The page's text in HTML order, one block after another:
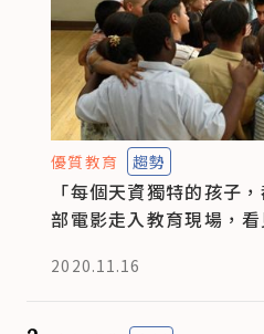
優質教育 趨勢
「每個天資獨特的孩子
部電影走入教育現場，
2020.11.16